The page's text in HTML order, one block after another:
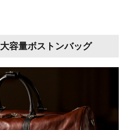
容量ボストンバッグ